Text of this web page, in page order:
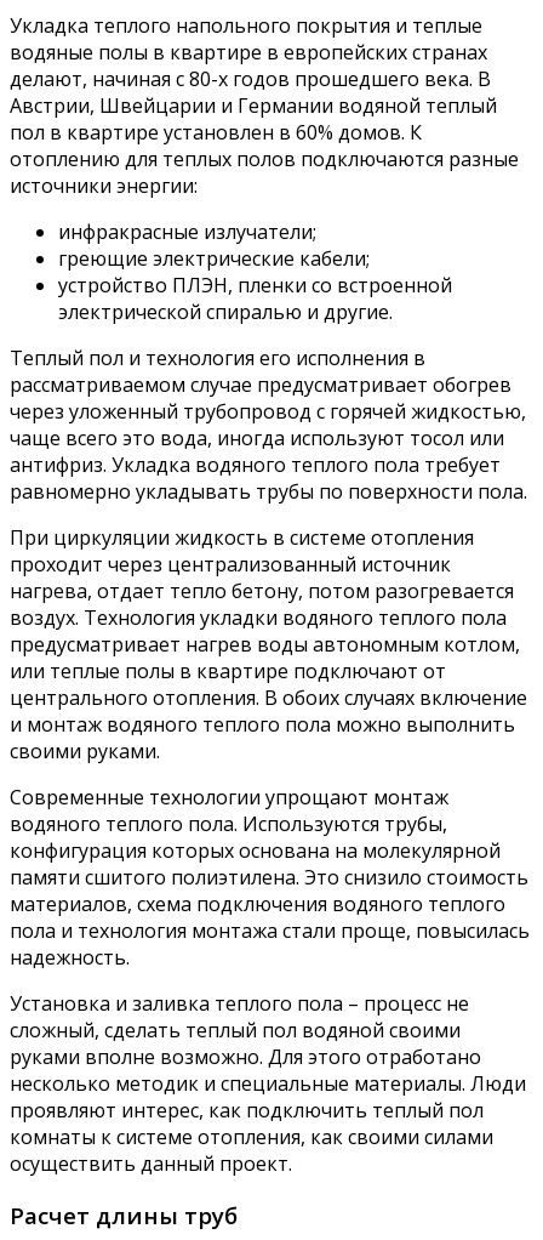
Укладка теплого напольного покрытия и теплые
водяные полы в квартире в европейских странах
делают, начиная с 80-х годов прошедшего века. В
Австрии, Швейцарии и Германии водяной теплый
пол в квартире установлен в 60% домов. К
отоплению для теплых полов подключаются разные
источники энергии:
инфракрасные излучатели;
греющие электрические кабели;
устройство ПЛЭН, пленки со встроенной
электрической спиралью и другие.
Теплый пол и технология его исполнения в
рассматриваемом случае предусматривает обогрев
через уложенный трубопровод с горячей жидкостью,
чаще всего это вода, иногда используют тосол или
антифриз. Укладка водяного теплого пола требует
равномерно укладывать трубы по поверхности пола.
При циркуляции жидкость в системе отопления
проходит через централизованный источник
нагрева, отдает тепло бетону, потом разогревается
воздух. Технология укладки водяного теплого пола
предусматривает нагрев воды автономным котлом,
или теплые полы в квартире подключают от
центрального отопления. В обоих случаях включение
и монтаж водяного теплого пола можно выполнить
своими руками.
Современные технологии упрощают монтаж
водяного теплого пола. Используются трубы,
конфигурация которых основана на молекулярной
памяти сшитого полиэтилена. Это снизило стоимость
материалов, схема подключения водяного теплого
пола и технология монтажа стали проще, повысилась
надежность.
Установка и заливка теплого пола – процесс не
сложный, сделать теплый пол водяной своими
руками вполне возможно. Для этого отработано
несколько методик и специальные материалы. Люди
проявляют интерес, как подключить теплый пол
комнаты к системе отопления, как своими силами
осуществить данный проект.
Расчет длины труб